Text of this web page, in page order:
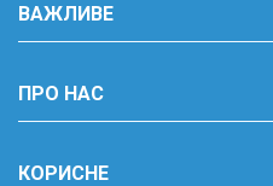
ВАЖЛИВЕ
ПРО НАС
КОРИСНЕ